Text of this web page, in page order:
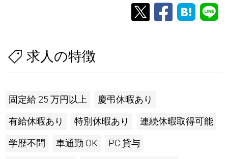
求人の特徴
固定給 25 万円以上 慶弔休暇あり
有給休暇あり 特別休暇あり 連続休暇取得可能
学歴不問 車通勤 OK PC 貸与